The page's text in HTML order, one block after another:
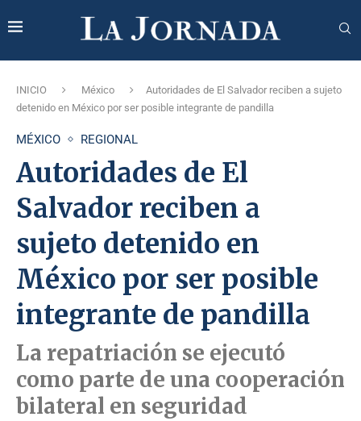
INICIO México
Autoridades de El Salvador reciben a sujeto
detenido en México por ser posible integrante de pandilla
MÉXICO REGIONAL
Autoridades de El
Salvador reciben a
sujeto detenido en
México por ser posible
integrante de pandilla
La repatriación se ejecutó
como parte de una cooperación
bilateral en seguridad